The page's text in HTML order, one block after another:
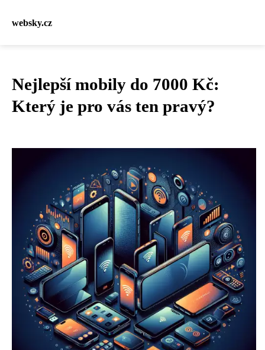
websky.cz
Nejlepší mobily do 7000 Kč:
Který je pro vás ten pravý?